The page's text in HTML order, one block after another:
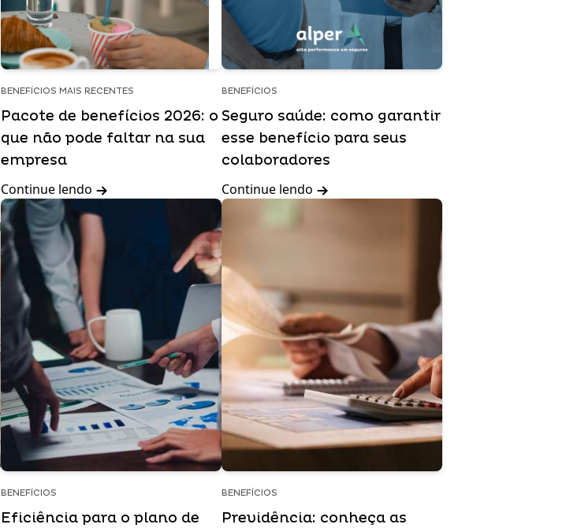
BENEFÍCIOS MAIS RECENTES
Pacote de benefícios 2026: o
que não pode faltar na sua
empresa
Continue lendo
BENEFÍCIOS
Seguro saúde: como garantir
esse benefício para seus
colaboradores
Continue lendo
BENEFÍCIOS
Eficiência para o plano de
BENEFÍCIOS
Previdência: conheça as